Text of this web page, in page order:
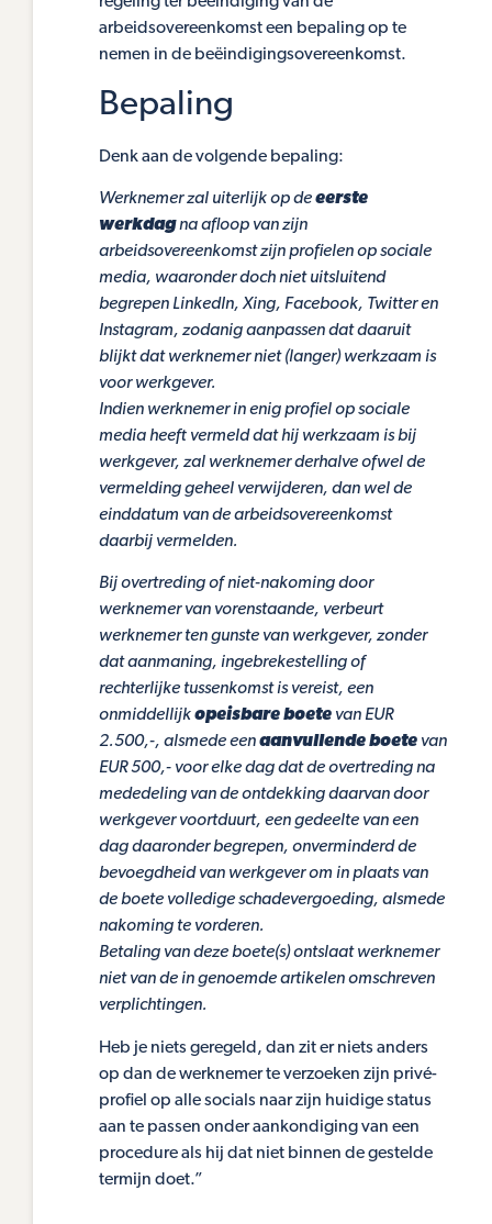
arbeidsovereenkomst een bepaling op te
nemen in de beëindigingsovereenkomst.
Bepaling
Denk aan de volgende bepaling:
Werknemer zal uiterlijk op deeerste
werkdagna afloop van zijn
arbeidsovereenkomst zijn profielen op sociale
media, waaronder doch niet uitsluitend
begrepen LinkedIn, Xing, Facebook, Twitter en
Instagram, zodanig aanpassen dat daaruit
blijkt dat werknemer niet (langer) werkzaam is
voor werkgever.
Indien werknemer in enig profiel op sociale
media heeft vermeld dat hij werkzaam is bij
werkgever, zal werknemer derhalve ofwel de
vermelding geheel verwijderen, dan wel de
einddatum van de arbeidsovereenkomst
daarbij vermelden.
Bij overtreding of niet-nakoming door
werknemer van vorenstaande, verbeurt
werknemer ten gunste van werkgever, zonder
dat aanmaning, ingebrekestelling of
rechterlijke tussenkomst is vereist, een
onmiddellijkopeisbare boete van EUR
2.500,-, alsmede eenaanvullende boete van
EUR 500,- voor elke dag dat de overtreding na
mededeling van de ontdekking daarvan door
werkgever voortduurt, een gedeelte van een
dag daaronder begrepen, onverminderd de
bevoegdheid van werkgever om in plaats van
de boete volledige schadevergoeding, alsmede
nakoming te vorderen.
Betaling van deze boete(s) ontslaat werknemer
niet van de in genoemde artikelen omschreven
verplichtingen.
Heb je niets geregeld, dan zit er niets anders
op dan de werknemer te verzoeken zijn privé-
profiel op alle socials naar zijn huidige status
aan te passen onder aankondiging van een
procedure als hij dat niet binnen de gestelde
termijn doet.”